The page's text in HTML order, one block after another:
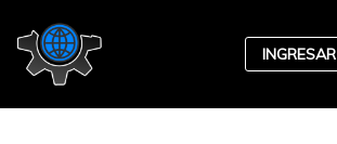
INGRESAR